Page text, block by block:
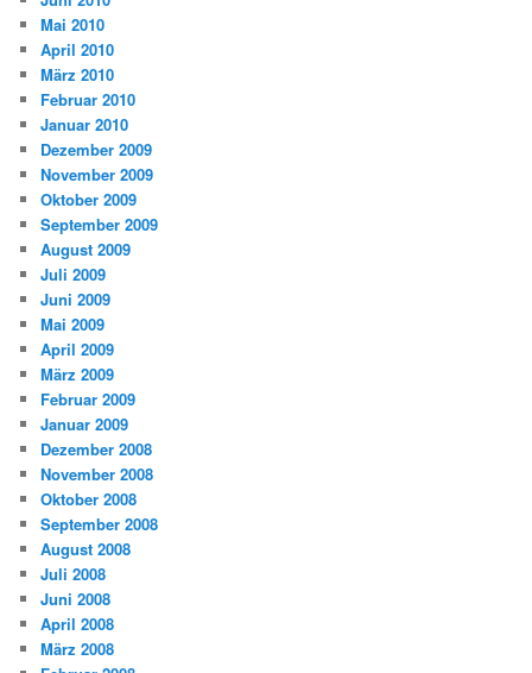
Mai 2010
April 2010
März 2010
Februar 2010
Januar 2010
Dezember 2009
November 2009
Oktober 2009
September 2009
August 2009
Juli 2009
Juni 2009
Mai 2009
April 2009
März 2009
Februar 2009
Januar 2009
Dezember 2008
November 2008
Oktober 2008
September 2008
August 2008
Juli 2008
Juni 2008
April 2008
März 2008